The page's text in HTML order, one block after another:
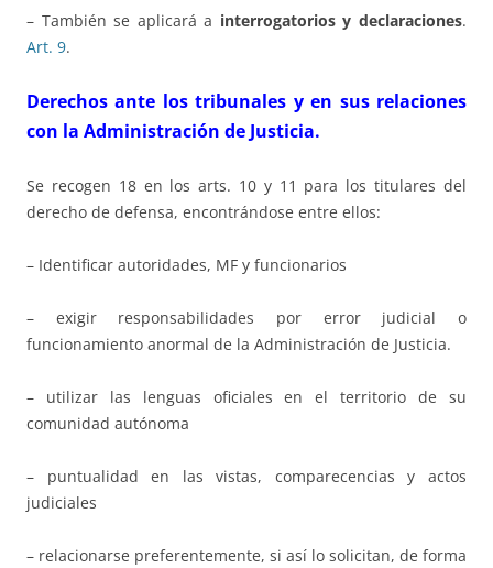
– También se aplicará a interrogatorios y declaraciones.
Art. 9.
Derechos ante los tribunales y en sus relaciones
con la Administración de Justicia.
Se recogen 18 en los arts. 10 y 11 para los titulares del
derecho de defensa, encontrándose entre ellos:
– Identificar autoridades, MF y funcionarios
– exigir responsabilidades por error judicial o
funcionamiento anormal de la Administración de Justicia.
– utilizar las lenguas oficiales en el territorio de su
comunidad autónoma
– puntualidad en las vistas, comparecencias y actos
judiciales
– relacionarse preferentemente, si así lo solicitan, de forma